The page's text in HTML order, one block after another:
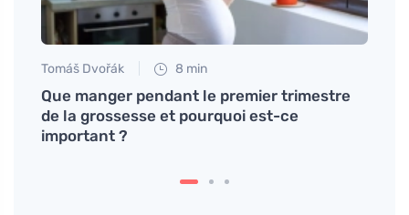
Tomáš Dvořák 8 min
Que manger pendant le premier trimestre
de la grossesse et pourquoi est-ce
important ?